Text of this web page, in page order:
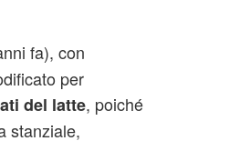
fa), con
per
del latte, poiché
stanziale,